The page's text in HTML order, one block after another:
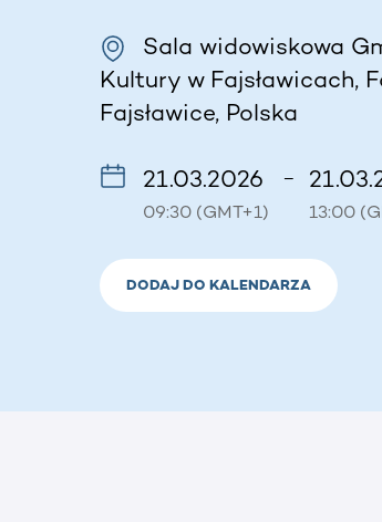
Sala widowiskowa
Kultury w Fajsławicach,
Fajsławice, Polska
21.03.2026
09:30 (GMT+1)
–
13:00
DODAJ DO KALENDARZA